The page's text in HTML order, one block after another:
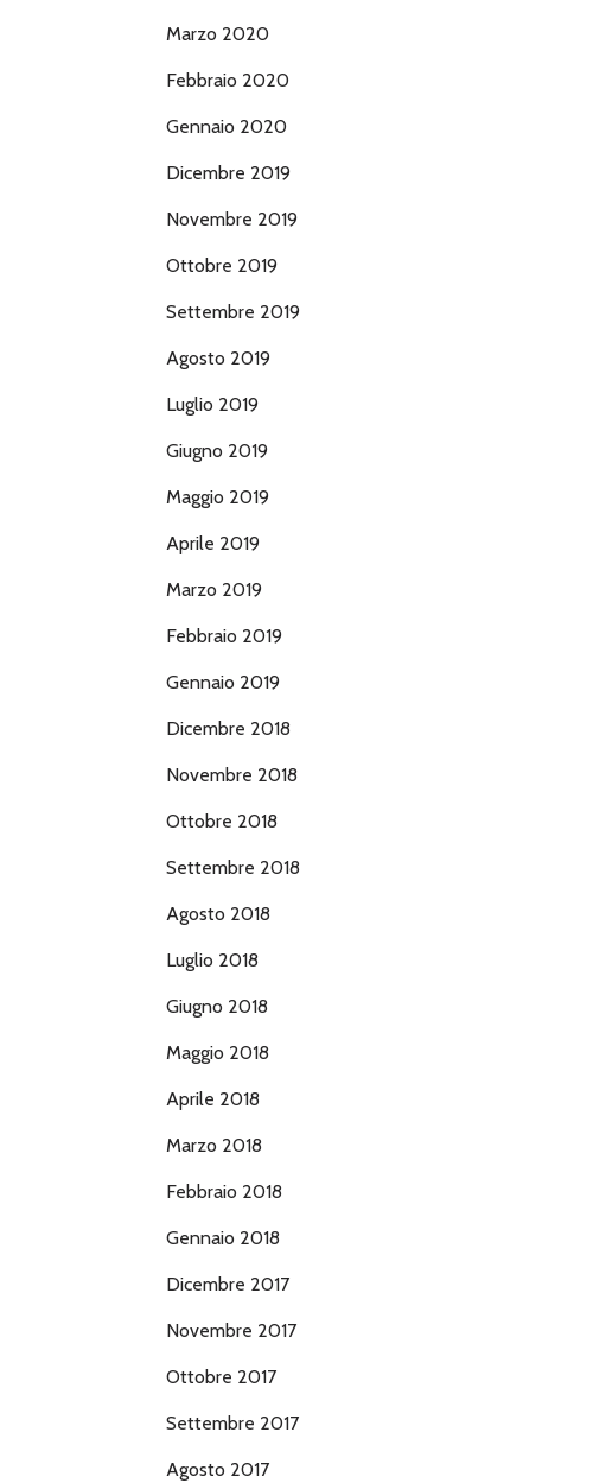
Marzo 2020
Febbraio 2020
Gennaio 2020
Dicembre 2019
Novembre 2019
Ottobre 2019
Settembre 2019
Agosto 2019
Luglio 2019
Giugno 2019
Maggio 2019
Aprile 2019
Marzo 2019
Febbraio 2019
Gennaio 2019
Dicembre 2018
Novembre 2018
Ottobre 2018
Settembre 2018
Agosto 2018
Luglio 2018
Giugno 2018
Maggio 2018
Aprile 2018
Marzo 2018
Febbraio 2018
Gennaio 2018
Dicembre 2017
Novembre 2017
Ottobre 2017
Settembre 2017
Agosto 2017